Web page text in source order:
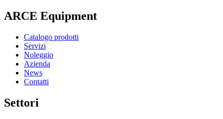
ARCE Equipment
Catalogo prodotti
Servizi
Noleggio
Azienda
News
Contatti
Settori